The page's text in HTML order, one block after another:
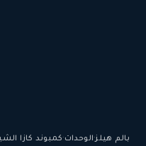
بالم هيلز·الوحدات·كمبوند كازا